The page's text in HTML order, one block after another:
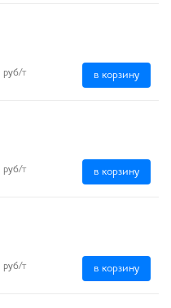
руб/т в корзину
руб/т в корзину
руб/т в корзину